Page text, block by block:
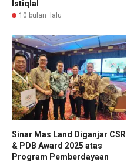
Istiqlal
10 bulan lalu
Sinar Mas Land Diganjar CSR
& PDB Award 2025 atas
Program Pemberdayaan